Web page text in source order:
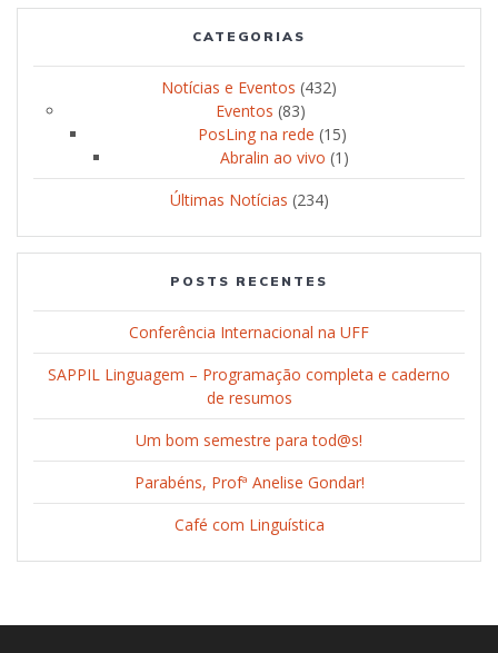
CATEGORIAS
Notícias e Eventos (432)
Eventos (83)
PosLing na rede (15)
Abralin ao vivo (1)
Últimas Notícias (234)
POSTS RECENTES
Conferência Internacional na UFF
SAPPIL Linguagem – Programação completa e caderno
de resumos
Um bom semestre para tod@s!
Parabéns, Profª Anelise Gondar!
Café com Linguística